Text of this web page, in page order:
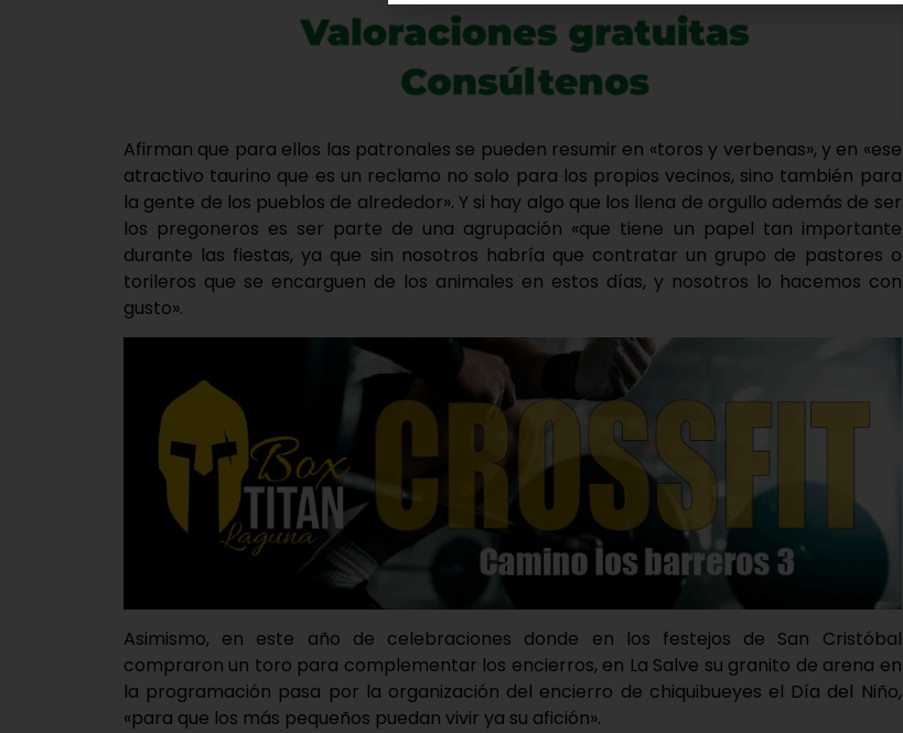
Afirman que para ellos las patronales se pueden resumir en «toros y verbenas», y en «ese
atractivo taurino que es un reclamo no solo para los propios vecinos, sino también para
la gente de los pueblos de alrededor». Y si hay algo que los llena de orgullo además de ser
los pregoneros es ser parte de una agrupación «que tiene un papel tan importante
durante las fiestas, ya que sin nosotros habría que contratar un grupo de pastores o
torileros que se encarguen de los animales en estos días, y nosotros lo hacemos con
gusto».
Asimismo, en este año de celebraciones donde en los festejos de San Cristóbal
compraron un toro para complementar los encierros, en La Salve su granito de arena en
la programación pasa por la organización del encierro de chiquibueyes el Día del Niño,
«para que los más pequeños puedan vivir ya su afición».